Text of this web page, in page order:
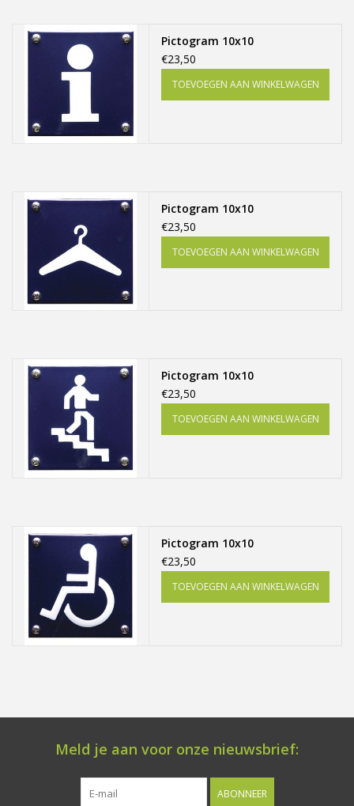
kleuren en lettertypes
Offerte op maat
Pictogram 10x10
€23,50
TOEVOEGEN AAN WINKELWAGEN
Pictogram 10x10
€23,50
TOEVOEGEN AAN WINKELWAGEN
Pictogram 10x10
€23,50
TOEVOEGEN AAN WINKELWAGEN
Pictogram 10x10
€23,50
TOEVOEGEN AAN WINKELWAGEN
Meld je aan voor onze nieuwsbrief:
ABONNEER